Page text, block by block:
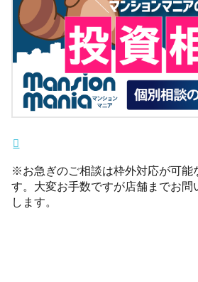
※お急ぎのご相談は枠外対応が可能
す。大変お手数ですが店舗までお問
します。